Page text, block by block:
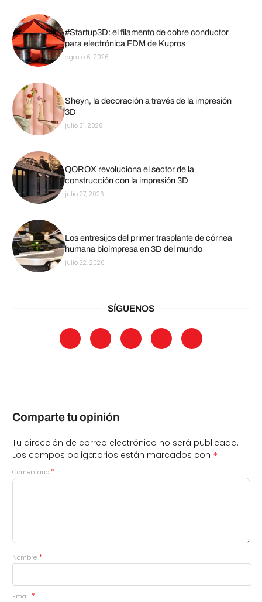
#Startup3D: el filamento de cobre conductor
para electrónica FDM de Kupros
agosto 6, 2026
Sheyn, la decoración a través de la impresión
3D
julio 31, 2026
QOROX revoluciona el sector de la
construcción con la impresión 3D
julio 27, 2026
Los entresijos del primer trasplante de córnea
humana bioimpresa en 3D del mundo
julio 22, 2026
SÍGUENOS
Comparte tu opinión
Tu dirección de correo electrónico no será publicada.
Los campos obligatorios están marcados con *
Comentario *
Nombre *
Email *